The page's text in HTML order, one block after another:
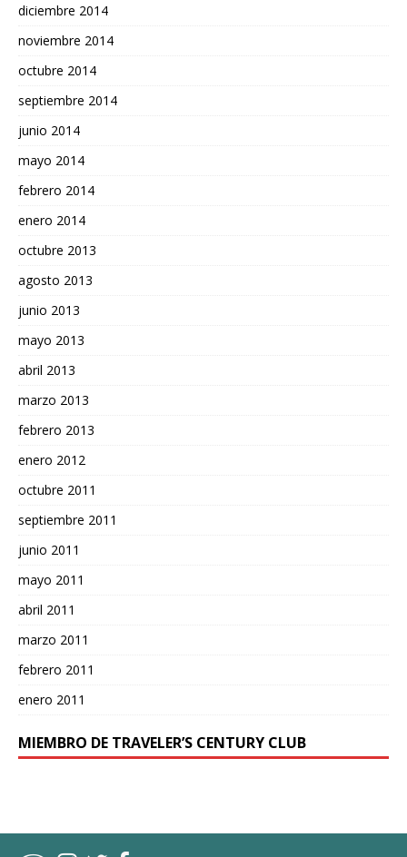
diciembre 2014
noviembre 2014
octubre 2014
septiembre 2014
junio 2014
mayo 2014
febrero 2014
enero 2014
octubre 2013
agosto 2013
junio 2013
mayo 2013
abril 2013
marzo 2013
febrero 2013
enero 2012
octubre 2011
septiembre 2011
junio 2011
mayo 2011
abril 2011
marzo 2011
febrero 2011
enero 2011
MIEMBRO DE TRAVELER’S CENTURY CLUB